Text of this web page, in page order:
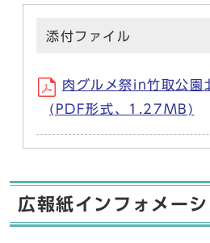
添付ファイル
肉グルメ祭in竹取公園
(PDF形式、1.27MB)
広報紙インフォメー